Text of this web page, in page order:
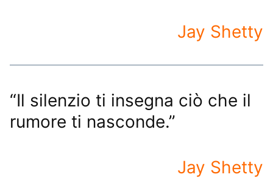
Jay Shetty
“Il silenzio ti insegna ciò che il
rumore ti nasconde.”
Jay Shetty